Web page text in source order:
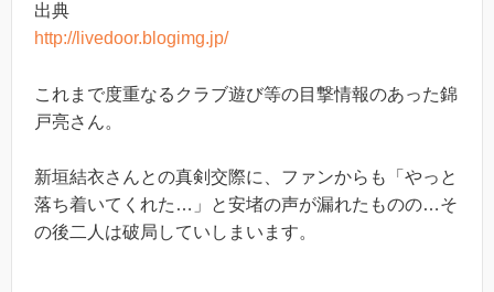
出典
http://livedoor.blogimg.jp/
これまで度重なるクラブ遊び等の目撃情報のあった錦
戸亮さん。
新垣結衣さんとの真剣交際に、ファンからも「やっと
落ち着いてくれた…」と安堵の声が漏れたものの…そ
の後二人は破局していしまいます。